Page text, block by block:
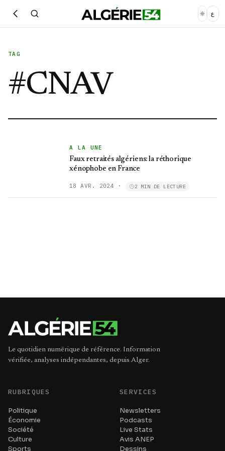
ع
TAG
#CNAV
A LA UNE
Faux retraités algériens: la réthorique
xénophobe en France
18 AVR. 2024 · 2 MIN DE LECTURE
Le quotidien numérique de référence. Information
vérifiée, analyses indépendantes, depuis Alger.
RUBRIQUES
Politique
Économie
Société
Culture
Sports
SERVICES
Newsletters
Podcasts
Live Stats
Avis ANEP
Dessins